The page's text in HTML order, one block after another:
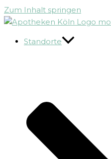
Zum Inhalt springen
Standorte